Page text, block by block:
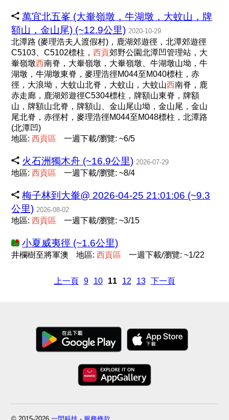
萬宜北五峯 (大輋嶺墩，牛湖墩，大蚊山，牌
額山，金山尾) (~12.9公里) 2020-10-29
北潭路 (麥理浩夫人渡假村)，鹿湖郊遊徑，北潭郊遊徑
C5103、C5102標柱，西貢郊野公園北潭凹管理站，大
輋嶺墩西南脊，大輋嶺墩，大輋嶺墩、牛湖墩山坳，牛
湖墩，牛湖墩東脊，麥理浩徑M044至M040標柱，赤
徑，大浪坳，大蚊山北脊，大蚊山，大蚊山西南脊，鹿
赤走廊，鹿湖郊遊徑C5304標柱，牌額山東脊，牌額
山，牌額山北脊，牌額山、金山尾山坳，金山尾，金山
尾北脊，赤徑村，麥理浩徑M044至M048標柱，北潭路
(北潭凹)
地區:西貢區 一週下載/瀏覽: ~6/5
火石洲獨木舟 (~16.9公里) 2026-07-29
地區:西貢區 一週下載/瀏覽: ~8/4
梅子林到大輋@ 2026-04-25 21:01:06 (~9.3
公里) 2026-08-02
地區:西貢區 一週下載/瀏覽: ~3/15
小夏威夷徑 (~1.6公里)
井欄樹至將軍澳 地區:西貢區 一週下載/瀏覽: ~1/22
上一頁 9 10 11 12 13 下一頁